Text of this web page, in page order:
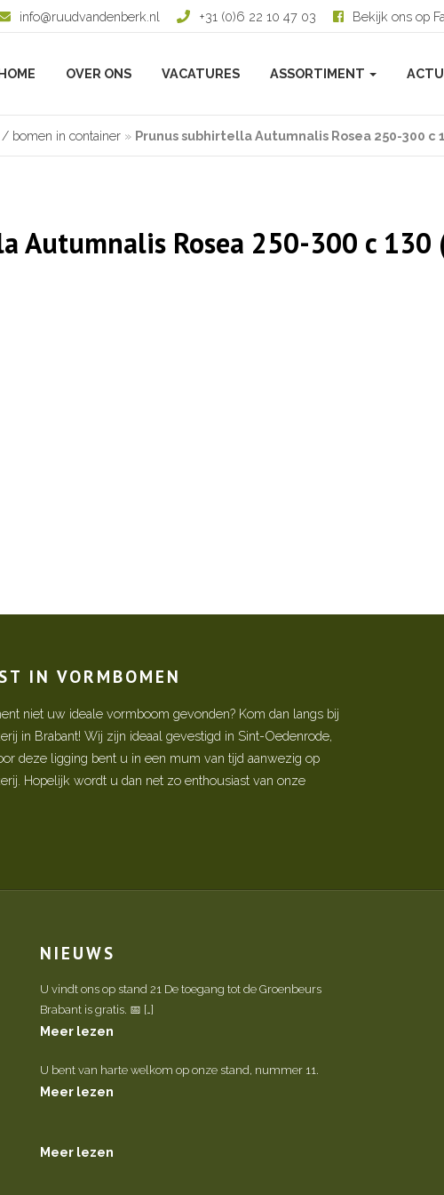
info@ruudvandenberk.nl +31 (0)6 22 10 47 03 Bekijk ons op
OVER ONS VACATURES ASSORTIMENT
bomen in container » Prunus subhirtella Autumnalis Rosea 250-300 c
Autumnalis Rosea 250-300 c 130
IN VORMBOMEN
niet uw ideale vormboom gevonden? Kom dan langs bij
in Brabant! Wij zijn ideaal gevestigd in Sint-Oedenrode,
deze ligging bent u in een mum van tijd aanwezig op
Hopelijk wordt u dan net zo enthousiast van onze
NIEUWS
U vindt ons op stand 21 De toegang tot de Groenbeurs
Brabant is gratis. 📅 […]
Meer lezen
U bent van harte welkom op onze stand, nummer 11.
Meer lezen
Meer lezen